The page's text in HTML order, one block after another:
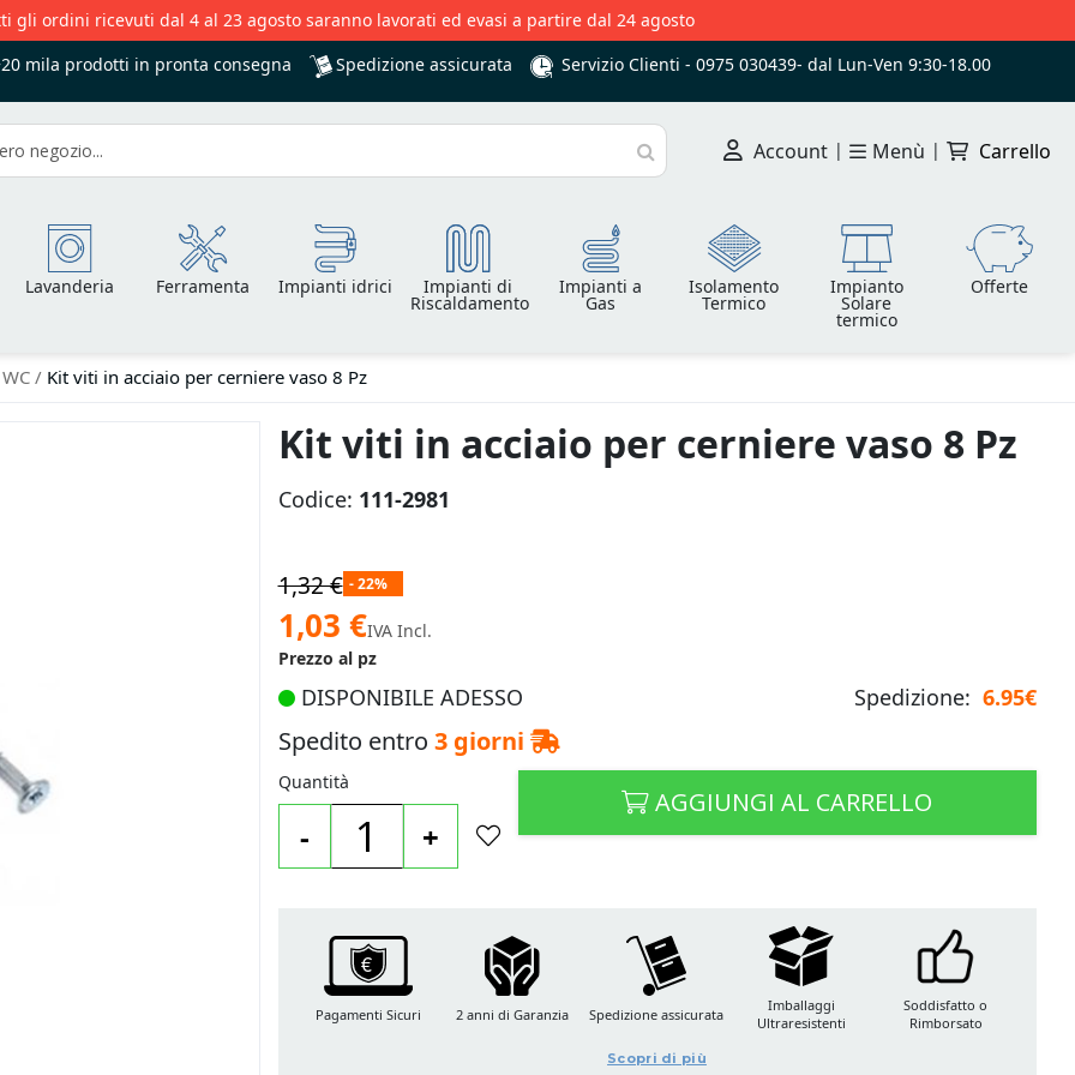
gli ordini ricevuti dal 4 al 23 agosto saranno lavorati ed evasi a partire dal 24 agosto
mila prodotti in pronta consegna Spedizione assicurata Servizio Clienti - 0975 030439- dal Lun-Ven 9:30-18.00
Cerca
Account | Menù | Carrello
Lavanderia Ferramenta Impianti idrici Impianti di
Riscaldamento
Impianti a
Gas
Isolamento
Termico
Impianto
Solare
termico
Offerte
Kit viti in acciaio per cerniere vaso 8 Pz
Kit viti in acciaio per cerniere vaso 8 Pz
Codice: 111-2981
1,32 € - 22%
Prezzo
speciale
1,03 €IVA Incl.
Prezzo al pz
DISPONIBILE ADESSO Spedizione: 6.95€
Spedito entro 3 giorni
Quantità
- +
AGGIUNGI AL CARRELLO
Pagamenti Sicuri 2 anni di Garanzia Spedizione assicurata
Imballaggi
Ultraresistenti
Soddisfatto o
Rimborsato
Scopri di più